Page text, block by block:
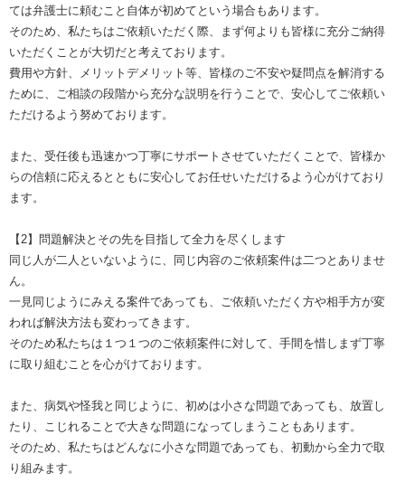
ては弁護士に頼むこと自体が初めてという場合もあります。
そのため、私たちはご依頼いただく際、まず何よりも皆様に充分ご納得
いただくことが大切だと考えております。
費用や方針、メリットデメリット等、皆様のご不安や疑問点を解消する
ために、ご相談の段階から充分な説明を行うことで、安心してご依頼い
ただけるよう努めております。
また、受任後も迅速かつ丁寧にサポートさせていただくことで、皆様か
らの信頼に応えるとともに安心してお任せいただけるよう心がけており
ます。
【2】問題解決とその先を目指して全力を尽くします
同じ人が二人といないように、同じ内容のご依頼案件は二つとありませ
ん。
一見同じようにみえる案件であっても、ご依頼いただく方や相手方が変
われば解決方法も変わってきます。
そのため私たちは１つ１つのご依頼案件に対して、手間を惜しまず丁寧
に取り組むことを心がけております。
また、病気や怪我と同じように、初めは小さな問題であっても、放置し
たり、こじれることで大きな問題になってしまうこともあります。
そのため、私たちはどんなに小さな問題であっても、初動から全力で取
り組みます。